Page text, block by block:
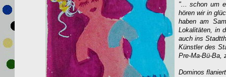
"... schon um
hören wir in
haben am
Lokalitäten, in
auch ins
Künstler des
Pre-Ma-Bü-Ba,
Dominos